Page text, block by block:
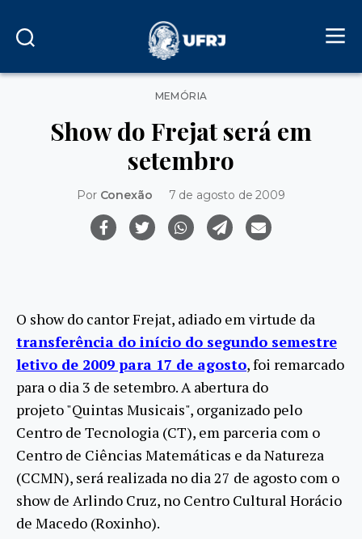
Categorias
MEMÓRIA
Show do Frejat será em
setembro
Por Conexão 7 de agosto de 2009
O show do cantor Frejat, adiado em virtude da
transferência do início do segundo semestre
letivo de 2009 para 17 de agosto, foi remarcado
para o dia 3 de setembro. A abertura do
projeto "Quintas Musicais", organizado pelo
Centro de Tecnologia (CT), em parceria com o
Centro de Ciências Matemáticas e da Natureza
(CCMN), será realizada no dia 27 de agosto com o
show de Arlindo Cruz, no Centro Cultural Horácio
de Macedo (Roxinho).